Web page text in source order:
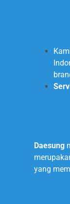
Daesung
yang